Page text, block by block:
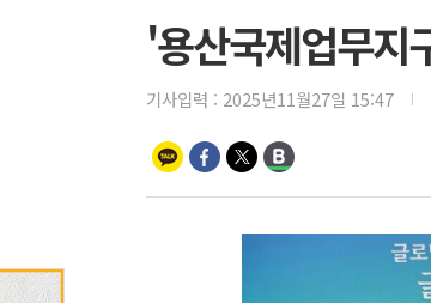
'용산국제업무지
기사입력 : 2025년11월27일 15:47